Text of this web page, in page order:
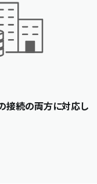
接続の両方に対応し